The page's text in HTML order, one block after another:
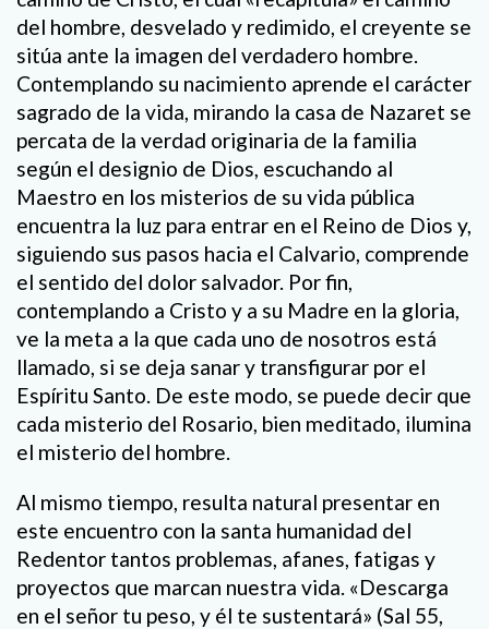
del hombre, desvelado y redimido, el creyente se
sitúa ante la imagen del verdadero hombre.
Contemplando su nacimiento aprende el carácter
sagrado de la vida, mirando la casa de Nazaret se
percata de la verdad originaria de la familia
según el designio de Dios, escuchando al
Maestro en los misterios de su vida pública
encuentra la luz para entrar en el Reino de Dios y,
siguiendo sus pasos hacia el Calvario, comprende
el sentido del dolor salvador. Por fin,
contemplando a Cristo y a su Madre en la gloria,
ve la meta a la que cada uno de nosotros está
llamado, si se deja sanar y transfigurar por el
Espíritu Santo. De este modo, se puede decir que
cada misterio del Rosario, bien meditado, ilumina
el misterio del hombre.
Al mismo tiempo, resulta natural presentar en
este encuentro con la santa humanidad del
Redentor tantos problemas, afanes, fatigas y
proyectos que marcan nuestra vida. «Descarga
en el señor tu peso, y él te sustentará» (Sal 55,